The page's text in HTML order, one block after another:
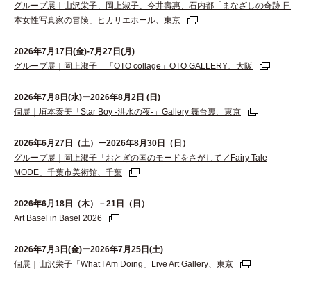
グループ展｜山沢栄子、岡上淑子、今井壽惠、石内都「まなざしの奇跡 日
本女性写真家の冒険」ヒカリエホール、東京
2026年7月17日(金)-7月27日(月)
グループ展｜岡上淑子 「OTO collage」OTO GALLERY、大阪
2026年7月8日(水)ー2026年8月2日 (日)
個展｜垣本泰美「Star Boy -洪水の夜-」Gallery 舞台裏、東京
2026年6⽉27⽇（⼟）ー2026年8⽉30⽇（⽇）
グループ展｜岡上淑子「おとぎの国のモードをさがして／Fairy Tale
MODE」千葉市美術館、千葉
2026年6月18日（木）－21日（日）
Art Basel in Basel 2026
2026年7月3日(金)ー2026年7月25日(土)
個展｜山沢栄子「What I Am Doing」Live Art Gallery、東京